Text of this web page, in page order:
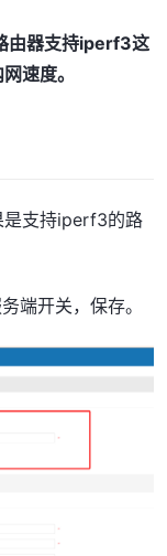
由器支持iperf3这
速度。
是支持iperf3的路
端开关，保存。